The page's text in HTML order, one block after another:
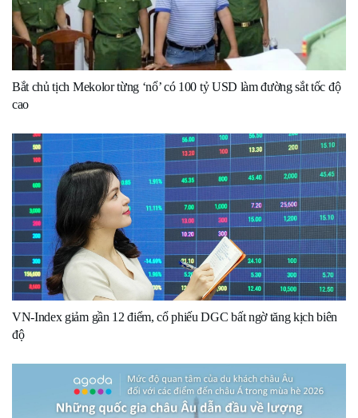
Bắt chủ tịch Mekolor từng ‘nổ’ có 100 tỷ USD làm đường sắt tốc độ
cao
VN-Index giảm gần 12 điểm, cổ phiếu DGC bất ngờ tăng kịch biên
độ